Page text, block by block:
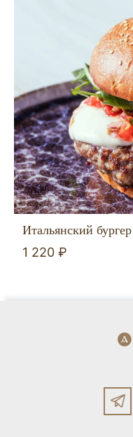
Итальянский бургер
1 220 ₽